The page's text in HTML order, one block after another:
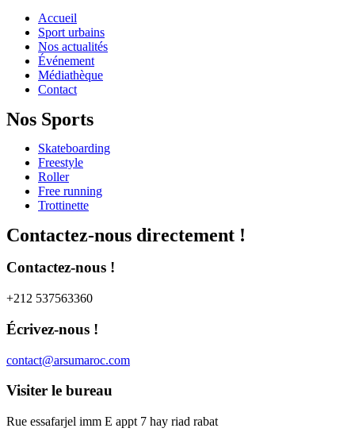
Accueil
Sport urbains
Nos actualités
Événement
Médiathèque
Contact
Nos Sports
Skateboarding
Freestyle
Roller
Free running
Trottinette
Contactez-nous directement !
Contactez-nous !​
+212 537563360
Écrivez-nous !​
contact@arsumaroc.com
Visiter le bureau​
Rue essafarjel imm E appt 7 hay riad rabat